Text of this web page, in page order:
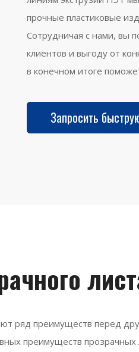
прочные пластиковые
Сотрудничая с нами, вы
клиентов и выгоду от
в конечном итоге
Запросить
преимуществ перед
преимуществ